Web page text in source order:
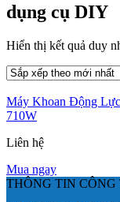
dụng cụ DIY
Hiển thị kết quả duy
Máy Khoan Động
710W
Liên hệ
Mua ngay
THÔNG TIN CÔNG